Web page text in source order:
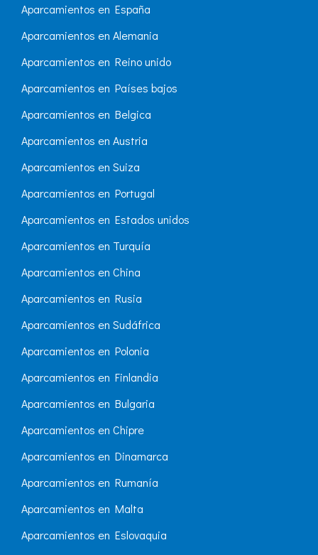
Aparcamientos en España
Aparcamientos en Alemania
Aparcamientos en Reino unido
Aparcamientos en Países bajos
Aparcamientos en Belgica
Aparcamientos en Austria
Aparcamientos en Suiza
Aparcamientos en Portugal
Aparcamientos en Estados unidos
Aparcamientos en Turquía
Aparcamientos en China
Aparcamientos en Rusia
Aparcamientos en Sudáfrica
Aparcamientos en Polonia
Aparcamientos en Finlandia
Aparcamientos en Bulgaria
Aparcamientos en Chipre
Aparcamientos en Dinamarca
Aparcamientos en Rumanía
Aparcamientos en Malta
Aparcamientos en Eslovaquia